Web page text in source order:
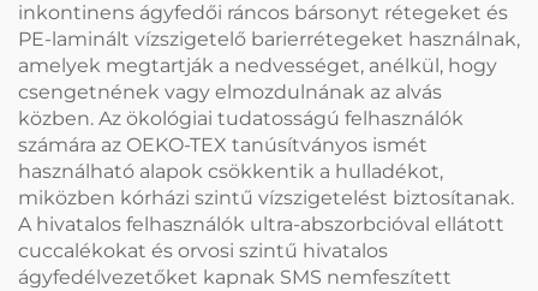
inkontinens ágyfedői ráncos bársonyt rétegeket és
PE-laminált vízszigetelő barierrétegeket használnak,
amelyek megtartják a nedvességet, anélkül, hogy
csengetnének vagy elmozdulnának az alvás
közben. Az ökológiai tudatosságú felhasználók
számára az OEKO-TEX tanúsítványos ismét
használható alapok csökkentik a hulladékot,
miközben kórházi szintű vízszigetelést biztosítanak.
A hivatalos felhasználók ultra-abszorbcióval ellátott
cuccalékokat és orvosi szintű hivatalos
ágyfedélvezetőket kapnak SMS nemfeszített